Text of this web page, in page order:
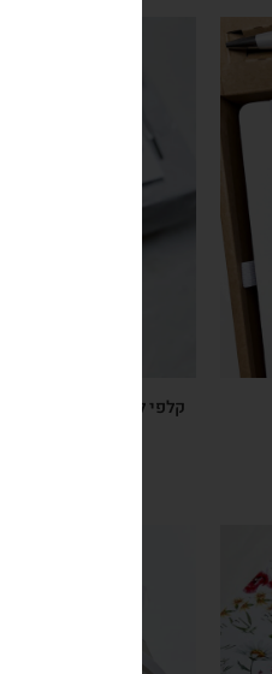
קלפי לוטוס – קלפים